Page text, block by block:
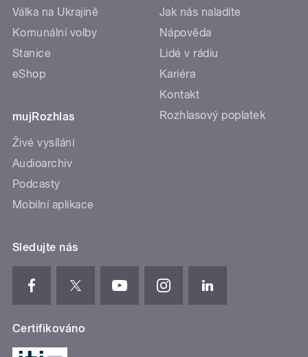
Válka na Ukrajině
Komunální volby
Stanice
eShop
mujRozhlas
Živé vysílání
Audioarchiv
Podcasty
Mobilní aplikace
Jak nás naladíte
Nápověda
Lidé v rádiu
Kariéra
Kontakt
Rozhlasový poplatek
Sledujte nás
Certifikováno